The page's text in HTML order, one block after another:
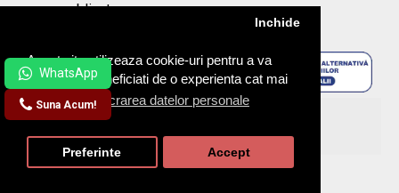
Acest site utilizeaza cookie-uri pentru a va
asigura ca beneficiati de o experienta cat mai
placuta.Prelucrarea datelor personale
Inchide
Preferinte Accept
republicata.
Suna Acum!